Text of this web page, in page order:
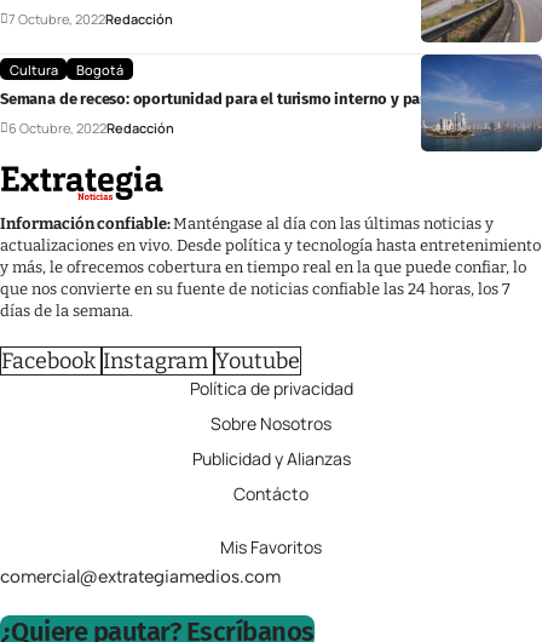
7 Octubre, 2022Redacción
Cultura
Bogotá
Semana de receso: oportunidad para el turismo interno y para el país
6 Octubre, 2022Redacción
Información confiable:Manténgase al día con las últimas noticias y
actualizaciones en vivo. Desde política y tecnología hasta entretenimiento
y más, le ofrecemos cobertura en tiempo real en la que puede confiar, lo
que nos convierte en su fuente de noticias confiable las 24 horas, los 7
días de la semana.
Facebook Instagram Youtube
Política de privacidad
Sobre Nosotros
Publicidad y Alianzas
Contácto
Mis Favoritos
comercial@extrategiamedios.com
¿Quiere pautar? Escríbanos